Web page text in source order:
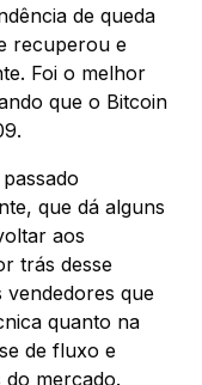
de queda
recuperou e
Foi o melhor
que o Bitcoin
que dá alguns
aos
trás desse
vendedores que
quanto na
de fluxo e
mercado.